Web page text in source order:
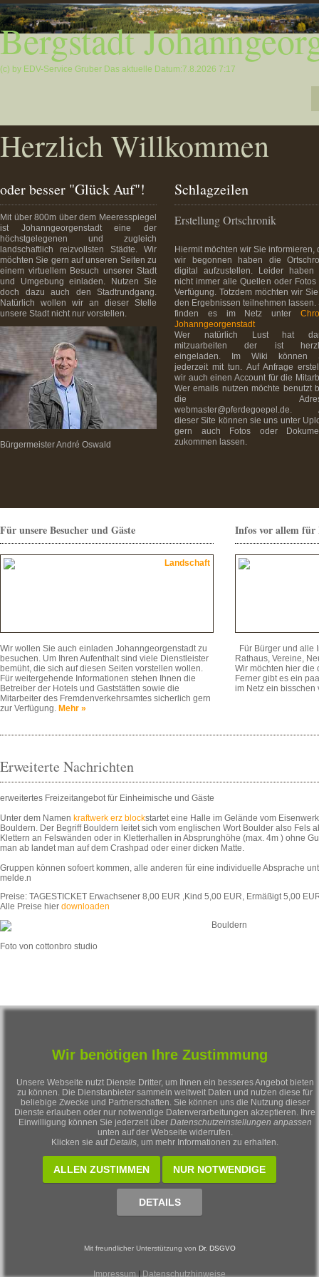
Bergstadt
(c) by EDV-Service Gruber Das aktuelle Datum:7.8.2026 7:17
Herzlich Willkommen
oder besser "Glück Auf"!
Mit über 800m über dem Meeresspiegel
ist Johanngeorgenstadt eine der
höchstgelegenen und zugleich
landschaftlich reizvollsten Städte. Wir
möchten Sie gern auf unseren Seiten zu
einem virtuellem Besuch unserer Stadt
und Umgebung einladen. Nutzen Sie
doch dazu auch den Stadtrundgang.
Natürlich wollen wir an dieser Stelle
unsere Stadt nicht nur vorstellen.
Bürgermeister André Oswald
Schlagzeilen
Erstellung Ortschronik
Hiermit möchten wir Sie informieren,
wir begonnen haben die
digital aufzustellen. Leider haben
nicht immer alle Quellen oder Fotos
Verfügung. Totzdem möchten wir
den Ergebnissen teilnehmen lassen.
finden es im Netz unter
Johanngeorgenstadt
Wer natürlich Lust hat
mitzuarbeiten der ist
eingeladen. Im Wiki können
jederzeit mit tun. Auf Anfrage
wir auch einen Account für die
Wer emails nutzen möchte benutzt
die
webmaster@pferdegoepel.de.
dieser Site können sie uns unter
gern auch Fotos oder
zukommen lassen.
Für unsere Besucher und Gäste
Wir wollen Sie auch einladen Johanngeorgenstadt zu
besuchen. Um Ihren Aufenthalt sind viele Dienstleister
bemüht, die sich auf diesen Seiten vorstellen wollen.
Für weitergehende Informationen stehen Ihnen die
Betreiber der Hotels und Gaststätten sowie die
Mitarbeiter des Fremdenverkehrsamtes sicherlich gern
zur Verfügung. Mehr »
Infos vor allem für
Für Bürger und alle
Rathaus, Vereine,
Wir möchten hier die
Ferner gibt es ein
im Netz ein bisschen
Erweiterte Nachrichten
erweitertes Freizeitangebot für Einheimische und Gäste
Unter dem Namen kraftwerk erz blockstartet eine Halle im Gelände vom
Bouldern. Der Begriff Bouldern leitet sich vom englischen Wort Boulder also Fels
Klettern an Felswänden oder in Kletterhallen in Absprunghöhe (max. 4m ) ohne
man ab landet man auf dem Crashpad oder einer dicken Matte.
Gruppen können sofoert kommen, alle anderen für eine individuelle Absprache
melde.n
Preise: TAGESTICKET Erwachsener 8,00 EUR ,Kind 5,00 EUR, Ermäßigt 5,00
Alle Preise hier downloaden
Foto von cottonbro studio
Impressum
Kontaktformular
Mail an uns
Sie sind Besucher Nummero
Copyright © 2001-2026 - All Rights Reserved - Johanngeorgenstadt-online.de
Wir benötigen Ihre Zustimmung
Unsere Webseite nutzt Dienste Dritter, um Ihnen ein besseres Angebot bieten
zu können. Die Dienstanbieter sammeln weltweit Daten und nutzen diese für
beliebige Zwecke und Partnerschaften. Sie können uns die Nutzung dieser
Dienste erlauben oder nur notwendige Datenverarbeitungen akzeptieren. Ihre
Einwilligung können Sie jederzeit über Datenschutzeinstellungen anpassen
unten auf der Webseite widerrufen.
Klicken sie aufDetails, um mehr Informationen zu erhalten.
ALLEN ZUSTIMMEN NUR NOTWENDIGE
DETAILS
Mit freundlicher Unterstützung von Dr. DSGVO
Impressum|Datenschutzhinweise